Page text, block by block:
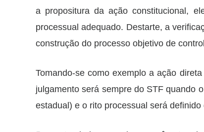
a propositura da ação constitucional,
processual adequado. Destarte, a
construção do processo objetivo de
Tomando-se como exemplo a ação
julgamento será sempre do STF quando
estadual) e o rito processual será